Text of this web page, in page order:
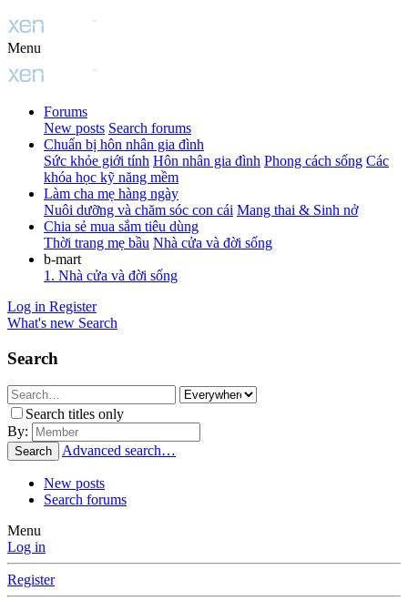
Menu
Forums
New posts Search forums
Chuẩn bị hôn nhân gia đình
Sức khỏe giới tính Hôn nhân gia đình Phong cách sống Các
khóa học kỹ năng mềm
Làm cha mẹ hàng ngày
Nuôi dưỡng và chăm sóc con cái Mang thai & Sinh nở
Chia sẻ mua sắm tiêu dùng
Thời trang mẹ bầu Nhà cửa và đời sống
b-mart
1. Nhà cửa và đời sống
Log in Register
What's new Search
Search
Search titles only
By:
Search Advanced search…
New posts
Search forums
Menu
Log in
Register